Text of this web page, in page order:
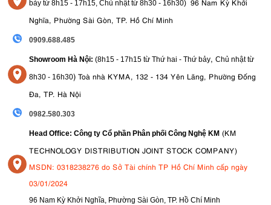
bảy từ 8h15 - 17h15, Chủ nhật từ 8h30 - 16h30) 96 Nam Kỳ Khởi
Nghĩa, Phường Sài Gòn, TP. Hồ Chí Minh
0909.688.485
Showroom Hà Nội: (8h15 - 17h15 từ Thứ hai - Thứ bảy, Chủ nhật từ
8h30 - 16h30) Toà nhà KYMA, 132 - 134 Yên Lãng, Phường Đống
Đa, TP. Hà Nội
0982.580.303
Head Office: Công ty Cổ phần Phân phối Công Nghệ KM (KM
TECHNOLOGY DISTRIBUTION JOINT STOCK COMPANY)
MSDN: 0318238276 do Sở Tài chính TP Hồ Chí Minh cấp ngày
03/01/2024
96 Nam Kỳ Khởi Nghĩa, Phường Sài Gòn, TP. Hồ Chí Minh